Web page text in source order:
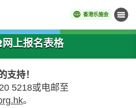
香港乐施会 菜单
上报名表格
支持！
5218或电邮至
。